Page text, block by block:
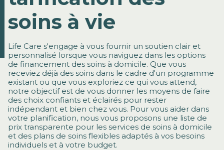
soins à vie
Life Care s'engage à vous fournir un soutien clair et
personnalisé lorsque vous naviguez dans les options
de financement des soins à domicile. Que vous
receviez déjà des soins dans le cadre d'un programme
existant ou que vous exploriez ce qui vous attend,
notre objectif est de vous donner les moyens de faire
des choix confiants et éclairés pour rester
indépendant et bien chez vous. Pour vous aider dans
votre planification, nous vous proposons une liste de
prix transparente pour les services de soins à domicile
et des plans de soins flexibles adaptés à vos besoins
individuels et à votre budget.